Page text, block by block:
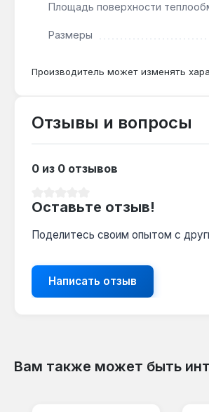
Площадь поверхности
Размеры
Производитель может изменять
Отзывы и вопросы
0 из 0 отзывов
Оставьте отзыв!
Поделитесь своим опытом с
Написать отзыв
Вам также может быть